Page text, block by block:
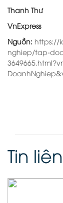
Thanh Thư
VnExpress
Nguồn: https://
nghiep/tap-
Tin